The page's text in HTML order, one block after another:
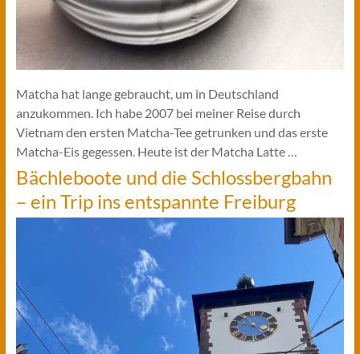
Matcha hat lange gebraucht, um in Deutschland
anzukommen. Ich habe 2007 bei meiner Reise durch
Vietnam den ersten Matcha-Tee getrunken und das erste
Matcha-Eis gegessen. Heute ist der Matcha Latte …
Bächleboote und die Schlossbergbahn
– ein Trip ins entspannte Freiburg